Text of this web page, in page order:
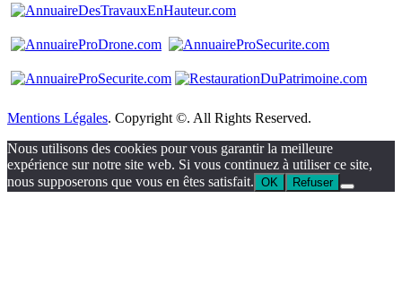
Mentions Légales. Copyright ©. All Rights Reserved.
Nous utilisons des cookies pour vous garantir la meilleure
expérience sur notre site web. Si vous continuez à utiliser ce site,
nous supposerons que vous en êtes satisfait. OK Refuser